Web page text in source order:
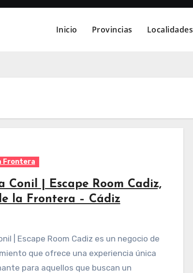
Inicio Provincias Localidades
Frontera
Conil | Escape Room Cadiz,
la Frontera – Cádiz
que ofrece una experiencia única
para aquellos que buscan un